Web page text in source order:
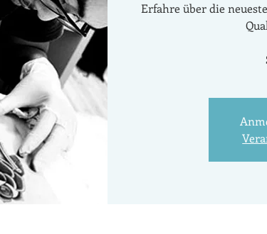
Erfahre über die